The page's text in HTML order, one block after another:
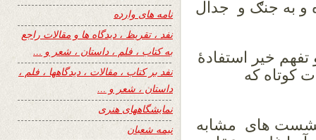
و به جنګ و جدال
تفهم خیر استفادۀ
کوتاه که
های مشابه
نامه های وارده
نفد ، تقریظ ، دیدگاه ها و مقالات راجع
به کتاب ، فلم ، داستان ، شعر و …
نفد بر کتاب ، مقالات ، دیدگاهها ، فلم ،
داستان ، شعر و …
نمایشگاههای هنری
نیمه شعبان